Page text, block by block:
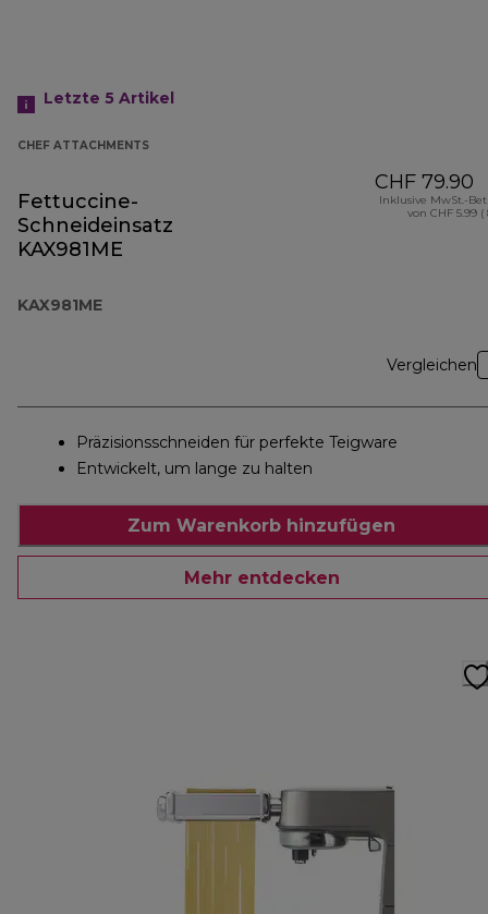
Letzte 5 Artikel
CHEF ATTACHMENTS
Fettuccine-
Schneideinsatz
KAX981ME
KAX981ME
CHF 79.90
Inklusive MwSt.-
von CHF 5.99 (
Vergleichen
Präzisionsschneiden für perfekte Teigware
Entwickelt, um lange zu halten
Zum Warenkorb hinzufügen
Mehr entdecken